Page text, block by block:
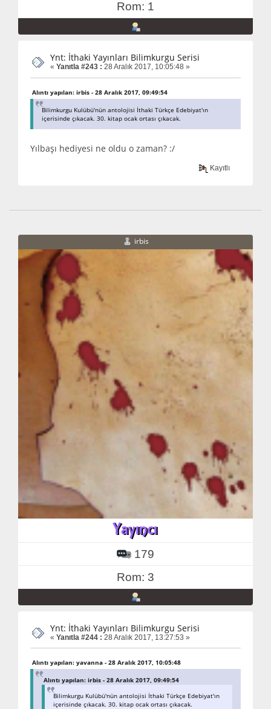
Rom: 1
Ynt: İthaki Yayınları Bilimkurgu Serisi
« Yanıtla #243 : 28 Aralık 2017, 10:05:48 »
Alıntı yapılan: irbis - 28 Aralık 2017, 09:49:54
Bilimkurgu Kulübü'nün antolojisi İthaki Türkçe Edebiyat'ın
içerisinde çıkacak. 30. kitap ocak ortası çıkacak.
Yılbaşı hediyesi ne oldu o zaman? :/
Kayıtlı
irbis
179
Rom: 3
Ynt: İthaki Yayınları Bilimkurgu Serisi
« Yanıtla #244 : 28 Aralık 2017, 13:27:53 »
Alıntı yapılan: yavanna - 28 Aralık 2017, 10:05:48
Alıntı yapılan: irbis - 28 Aralık 2017, 09:49:54
Bilimkurgu Kulübü'nün antolojisi İthaki Türkçe Edebiyat'ın
içerisinde çıkacak. 30. kitap ocak ortası çıkacak.